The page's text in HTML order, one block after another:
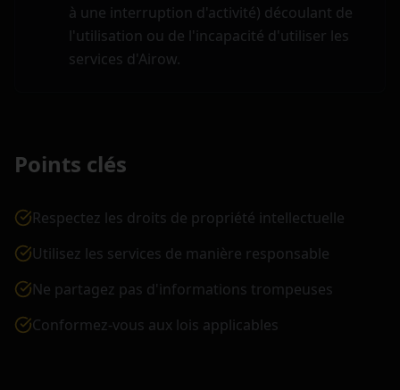
à une interruption d'activité) découlant de
l'utilisation ou de l'incapacité d'utiliser les
services d'Airow.
Points clés
Respectez les droits de propriété intellectuelle
Utilisez les services de manière responsable
Ne partagez pas d'informations trompeuses
Conformez-vous aux lois applicables